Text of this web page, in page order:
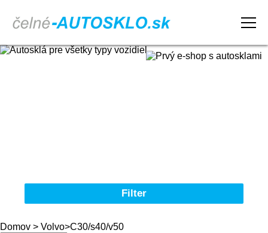
Filter
Autosklá pre všetky typy vozidiel
Domov > Volvo>C30/s40/v50